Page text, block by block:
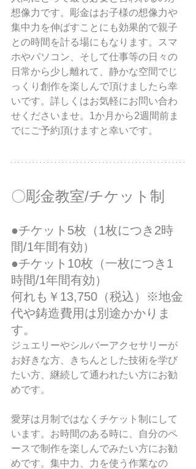
想像力です。彫金はお子様の想像力や
集中力を伸ばすことにも効果的で親子
との時間を計る場にもなります。スマ
ホやパソコン、そして仕事等の日々の
日常から少し離れて、静かな空間でじ
っくり創作を楽しんで頂けましたら幸
いです。詳しくはお気軽にお問い合わ
せくださいませ。1か月から2週間前ま
でにご予約頂けますと幸いです。
〇彫金教室/チケット制
●チケット5枚（1枚につき2時
間/1年間有効）
●チケット10枚（一枚につき1
時間/1年間有効）
何れも￥13,750（税込）※地金
代や鋳造費用は別途かかりま
す。
ジュエリーやシルバーアクセサリーが
お好きな方、きちんとした技術を学び
たい方、継続して通われたい方にお勧
めです。
愛芽は月制ではなくチケット制にして
います。お時間のある時に、自分のペ
ースで制作を楽しんでみたい方にお勧
めです。集中力、力を使う作業なの